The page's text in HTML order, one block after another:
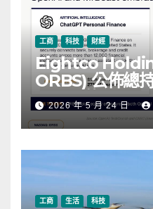
工商 科技 財經
Eightco
ORBS) 公佈總
元，涵蓋
Industries、超
幣 (ETH) 及逾
幣
2026 年 5 月 24 日
工商 生活 科技